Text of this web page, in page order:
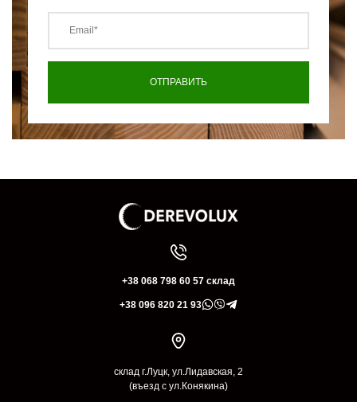
+38 068 798 60 57 склад
+38 096 820 21 93
склад г.Луцк, ул.Лидавская, 2
(въезд с ул.Конякина)